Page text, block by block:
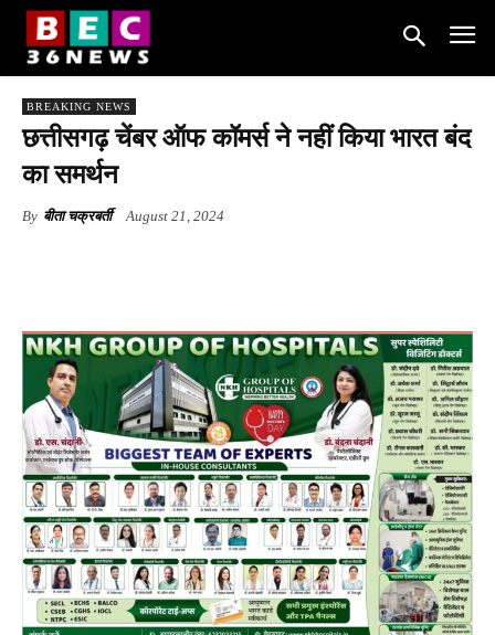
BREAKING NEWS
छत्तीसगढ़ चेंबर ऑफ कॉमर्स ने नहीं किया भारत बंद
का समर्थन
By बीता चक्रबर्ती August 21, 2024